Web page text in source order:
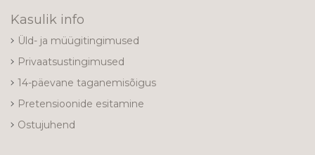
Kasulik info
Üld- ja müügitingimused
Privaatsustingimused
14-päevane taganemisõigus
Pretensioonide esitamine
Ostujuhend